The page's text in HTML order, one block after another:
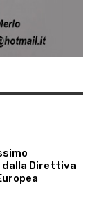
Direttiva